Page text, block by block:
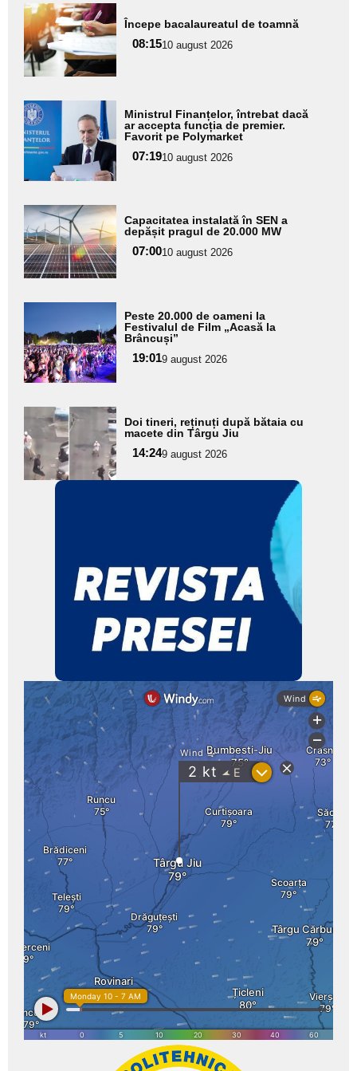
Adaugă
aici textul
pentru
subtitlu
Începe bacalaureatul de toamnă
08:1510 august 2026
Adaugă
aici textul
pentru
subtitlu
Ministrul Finanțelor, întrebat dacă
ar accepta funcția de premier.
Favorit pe Polymarket
07:1910 august 2026
Adaugă
aici textul
pentru
subtitlu
Capacitatea instalată în SEN a
depășit pragul de 20.000 MW
07:0010 august 2026
aici textul
pentru
subtitlu
Peste 20.000 de oameni la
Festivalul de Film „Acasă la
Brâncuși”
19:019 august 2026
Adaugă
aici textul
pentru
subtitlu
Doi tineri, reținuți după bătaia cu
macete din Târgu Jiu
14:249 august 2026